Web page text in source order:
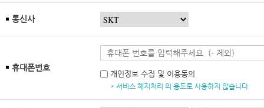
통신사
휴대폰번호
개인정보 수집 및 이용동의
* 서비스 해지처리 외 용도로 사용하지 않습니다.